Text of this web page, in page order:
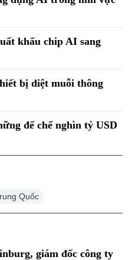
khẩu chip AI sang
bị diệt muỗi thông
đế chế nghìn tỷ USD
Quốc
giám đốc công ty